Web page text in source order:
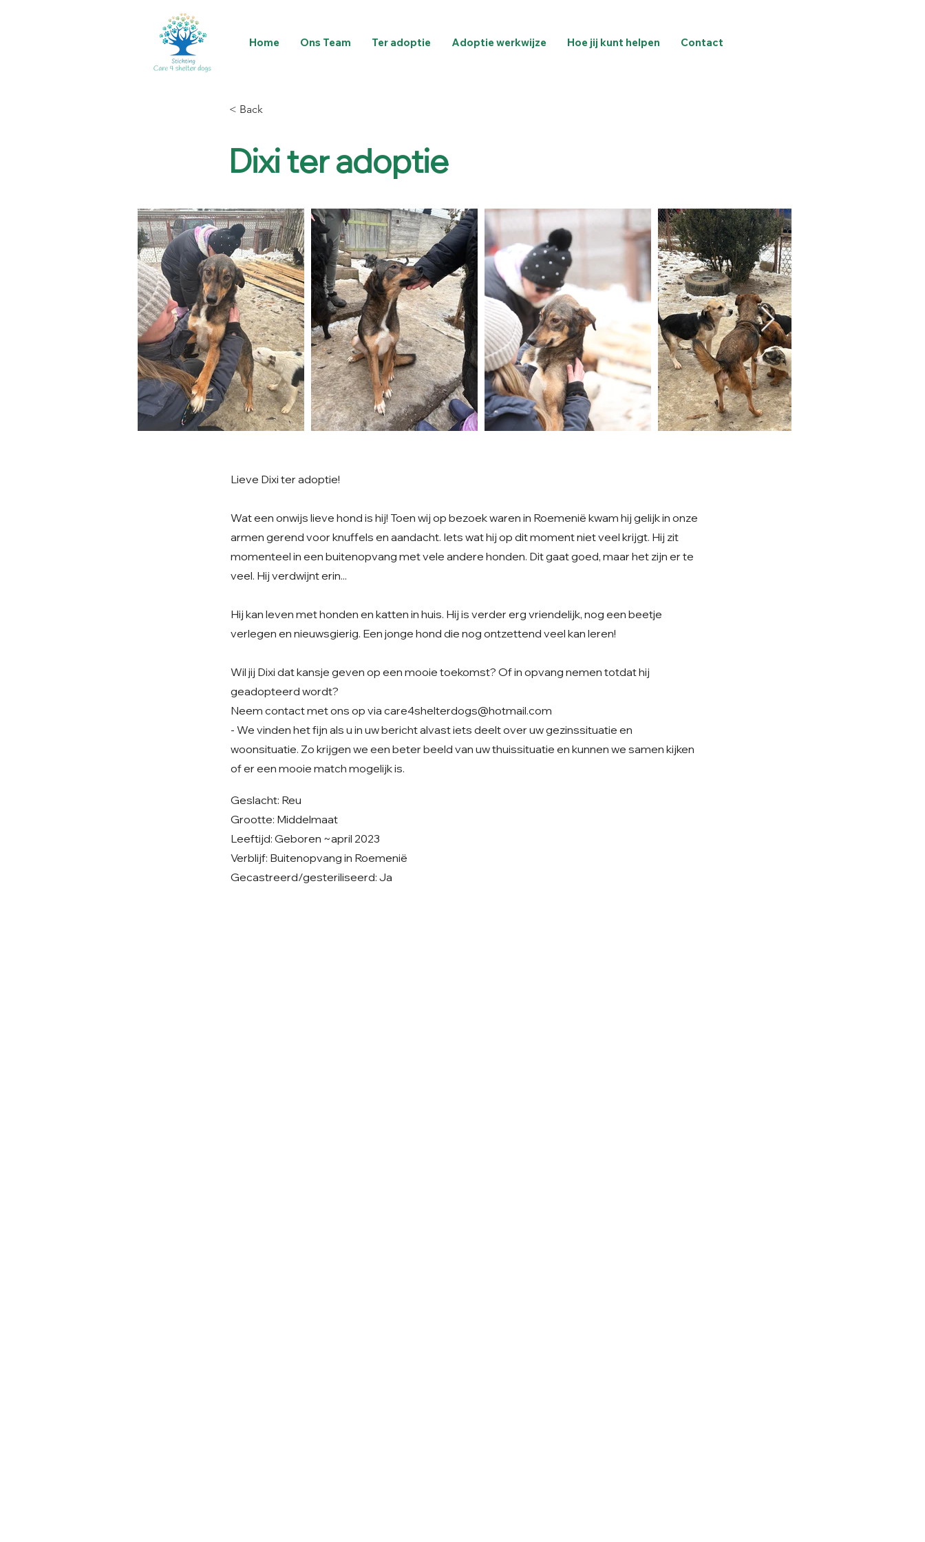
Home Ons Team Ter adoptie Adoptie werkwijze Hoe jij kunt helpen Contact
< Back
Dixi ter adoptie
Lieve Dixi ter adoptie!
Wat een onwijs lieve hond is hij! Toen wij op bezoek waren in Roemenië kwam hij gelijk in onze
armen gerend voor knuffels en aandacht. Iets wat hij op dit moment niet veel krijgt. Hij zit
momenteel in een buitenopvang met vele andere honden. Dit gaat goed, maar het zijn er te
veel. Hij verdwijnt erin...
Hij kan leven met honden en katten in huis. Hij is verder erg vriendelijk, nog een beetje
verlegen en nieuwsgierig. Een jonge hond die nog ontzettend veel kan leren!
Wil jij Dixi dat kansje geven op een mooie toekomst? Of in opvang nemen totdat hij
geadopteerd wordt?
Neem contact met ons op via care4shelterdogs@hotmail.com
- We vinden het fijn als u in uw bericht alvast iets deelt over uw gezinssituatie en
woonsituatie. Zo krijgen we een beter beeld van uw thuissituatie en kunnen we samen kijken
of er een mooie match mogelijk is.
Geslacht: Reu
Grootte: Middelmaat
Leeftijd: Geboren ~april 2023
Verblijf: Buitenopvang in Roemenië
Gecastreerd/gesteriliseerd: Ja